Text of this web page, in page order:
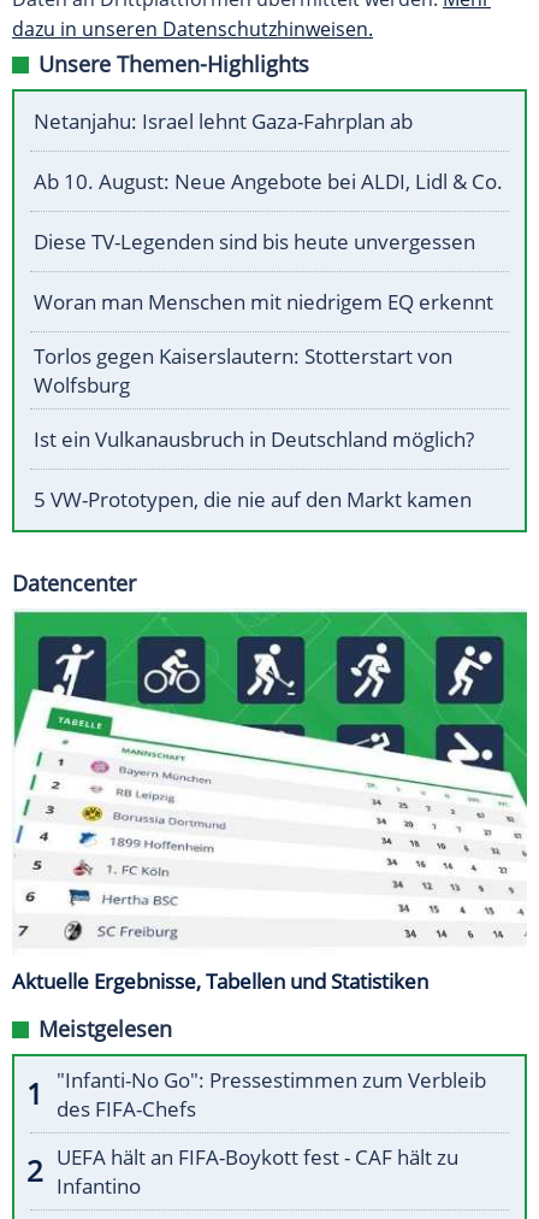
dazu in unseren Datenschutzhinweisen.
Unsere Themen-Highlights
Netanjahu: Israel lehnt Gaza-Fahrplan ab
Ab 10. August: Neue Angebote bei ALDI, Lidl & Co.
Diese TV-Legenden sind bis heute unvergessen
Woran man Menschen mit niedrigem EQ erkennt
Torlos gegen Kaiserslautern: Stotterstart von
Wolfsburg
Ist ein Vulkanausbruch in Deutschland möglich?
5 VW-Prototypen, die nie auf den Markt kamen
Datencenter
Aktuelle Ergebnisse, Tabellen und Statistiken
Meistgelesen
"Infanti-No Go": Pressestimmen zum Verbleib
des FIFA-Chefs
UEFA hält an FIFA-Boykott fest - CAF hält zu
Infantino